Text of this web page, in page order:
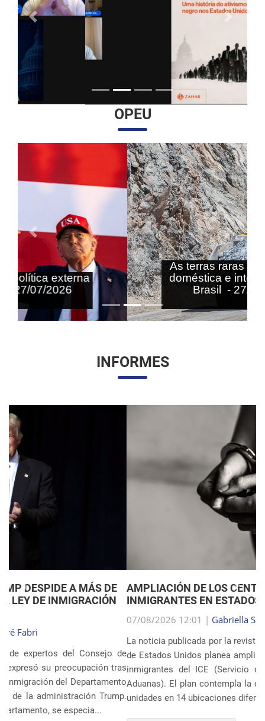
Anterior
OPEU
As terras raras nas agendas
doméstica e internacional do
Brasil - 27/07/2026
Anterior Próximo
INFORMES
AMPLIACIÓN DE LOS CENTROS DE DETENCIÓN DE
INMIGRANTES EN ESTADOS UNIDOS
Gabriella Schimpl Tebar Anunciação
La noticia publicada por la revista TIME revela que el gobierno
de Estados Unidos planea ampliar el sistema de detención de
inmigrantes del ICE (Servicio de Inmigración y Control de
Aduanas). El plan contempla la construcción o ampliación de
unidades en 14 ubicaciones diferentes, incluye...
Anterior